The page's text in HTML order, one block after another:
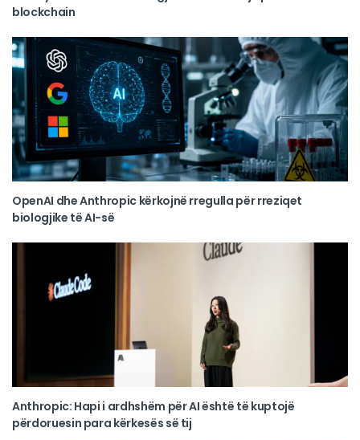
blockchain
OpenAI dhe Anthropic kërkojnë rregulla për rreziqet
biologjike të AI-së
Anthropic: Hapi i ardhshëm për AI është të kuptojë
përdoruesin para kërkesës së tij